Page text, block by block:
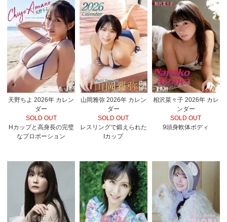
天野ちよ 2026年 カレン
ダー
SOLD OUT
Hカップと高身長の完璧
なプロポーション
山岡雅弥 2026年 カレン
ダー
SOLD OUT
レスリングで鍛えられた
Iカップ
相沢菜々子 2026年 カレ
ンダー
SOLD OUT
9頭身軟体ボディ